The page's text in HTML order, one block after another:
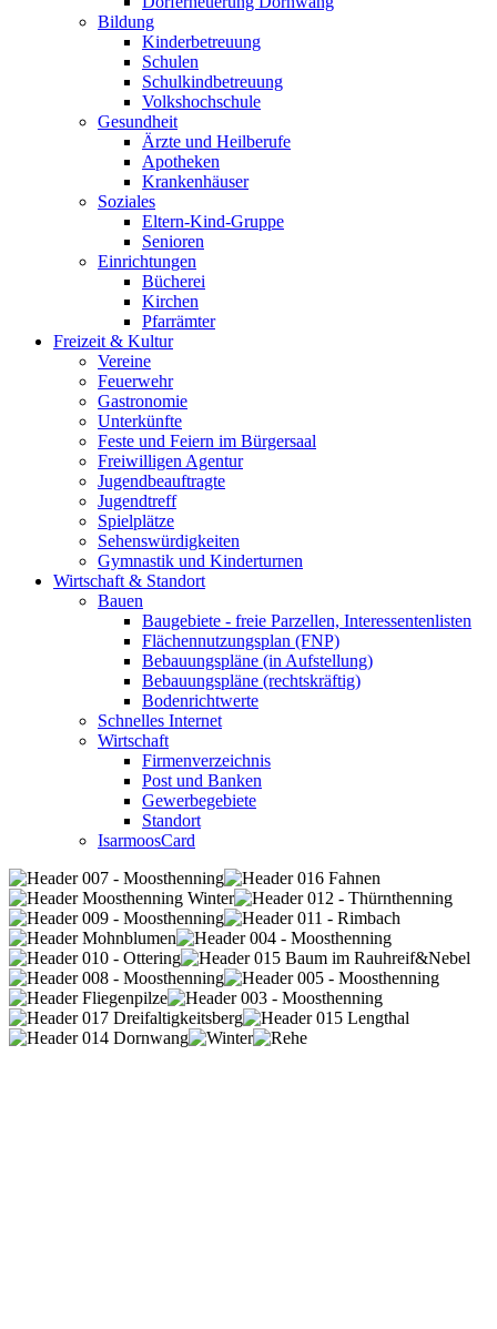
Bildung
Kinderbetreuung
Schulen
Schulkindbetreuung
Volkshochschule
Gesundheit
Ärzte und Heilberufe
Apotheken
Krankenhäuser
Soziales
Eltern-Kind-Gruppe
Senioren
Einrichtungen
Bücherei
Kirchen
Pfarrämter
Freizeit & Kultur
Vereine
Feuerwehr
Gastronomie
Unterkünfte
Feste und Feiern im Bürgersaal
Freiwilligen Agentur
Jugendbeauftragte
Jugendtreff
Spielplätze
Sehenswürdigkeiten
Gymnastik und Kinderturnen
Wirtschaft & Standort
Bauen
Baugebiete - freie Parzellen, Interessentenlisten
Flächennutzungsplan (FNP)
Bebauungspläne (in Aufstellung)
Bebauungspläne (rechtskräftig)
Bodenrichtwerte
Schnelles Internet
Wirtschaft
Firmenverzeichnis
Post und Banken
Gewerbegebiete
Standort
IsarmoosCard